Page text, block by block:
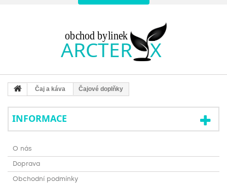
Čaj a káva Čajové doplňky
INFORMACE
O nás
Doprava
Obchodní podmínky